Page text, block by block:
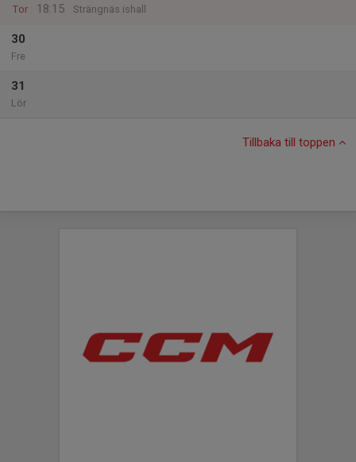
Tor
18:15
Strängnäs ishall
30
Fre
31
Lör
Tillbaka till toppen